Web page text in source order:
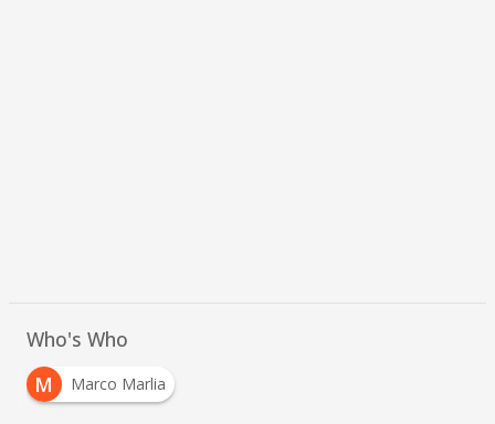
Who's Who
M
Marco Marlia